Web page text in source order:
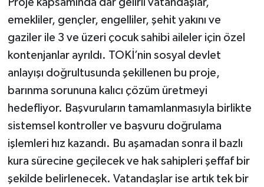
emekliler, gençler, engelliler, şehit yakını ve
gaziler ile 3 ve üzeri çocuk sahibi aileler için özel
kontenjanlar ayrıldı. TOKİ’nin sosyal devlet
anlayışı doğrultusunda şekillenen bu proje,
barınma sorununa kalıcı çözüm üretmeyi
hedefliyor. Başvuruların tamamlanmasıyla birlikte
sistemsel kontroller ve başvuru doğrulama
işlemleri hız kazandı. Bu aşamadan sonra il bazlı
kura sürecine geçilecek ve hak sahipleri şeffaf bir
şekilde belirlenecek. Vatandaşlar ise artık tek bir